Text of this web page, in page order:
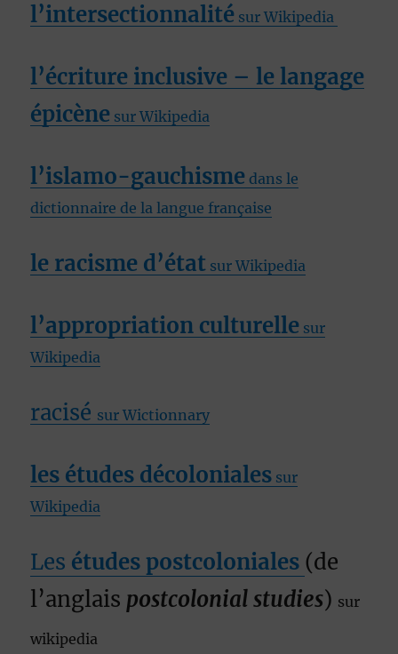
l’intersectionnalité sur Wikipedia
l’écriture inclusive – le langage
épicène sur Wikipedia
l’islamo-gauchisme dans le
dictionnaire de la langue française
le racisme d’état sur Wikipedia
l’appropriation culturelle sur
Wikipedia
racisé sur Wictionnary
les études décoloniales sur
Wikipedia
Les études postcoloniales (de
l’anglais postcolonial studies) sur
wikipedia